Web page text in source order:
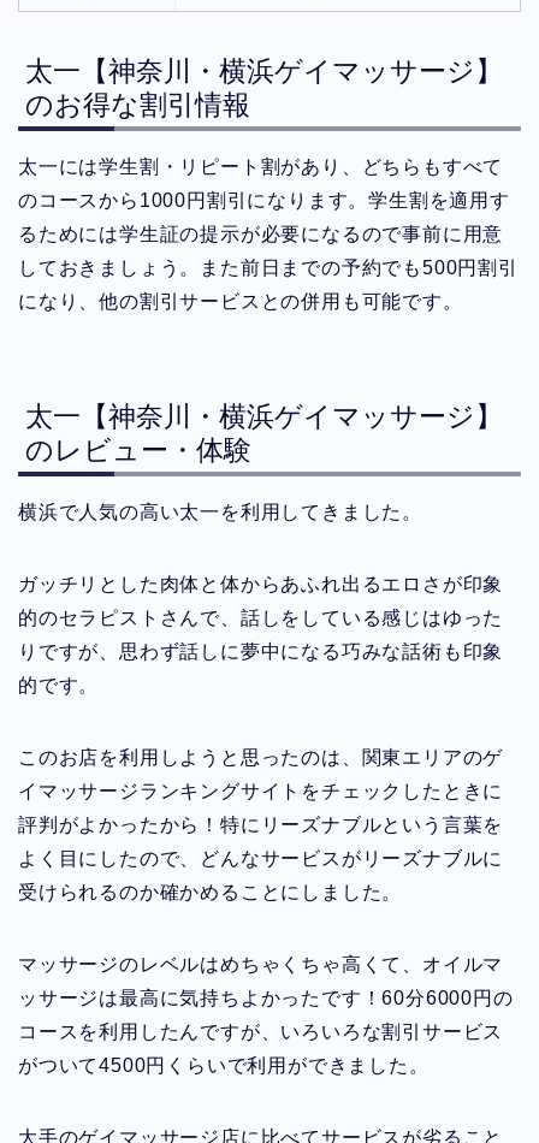
太一【神奈川・横浜ゲイマッサージ】
のお得な割引情報
太一には学生割・リピート割があり、どちらもすべて
のコースから1000円割引になります。学生割を適用す
るためには学生証の提示が必要になるので事前に用意
しておきましょう。また前日までの予約でも500円割引
になり、他の割引サービスとの併用も可能です。
太一【神奈川・横浜ゲイマッサージ】
のレビュー・体験
横浜で人気の高い太一を利用してきました。
ガッチリとした肉体と体からあふれ出るエロさが印象
的のセラピストさんで、話しをしている感じはゆった
りですが、思わず話しに夢中になる巧みな話術も印象
的です。
このお店を利用しようと思ったのは、関東エリアのゲ
イマッサージランキングサイトをチェックしたときに
評判がよかったから！特にリーズナブルという言葉を
よく目にしたので、どんなサービスがリーズナブルに
受けられるのか確かめることにしました。
マッサージのレベルはめちゃくちゃ高くて、オイルマ
ッサージは最高に気持ちよかったです！60分6000円の
コースを利用したんですが、いろいろな割引サービス
がついて4500円くらいで利用ができました。
大手のゲイマッサージ店に比べてサービスが劣ること